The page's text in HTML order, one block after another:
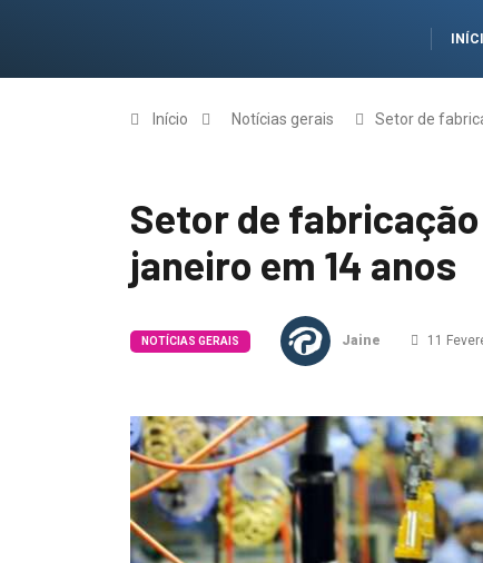
Início Notícias gerais Setor de
Setor de
janeiro em 14 anos
NOTÍCIAS GERAIS Jaine 11